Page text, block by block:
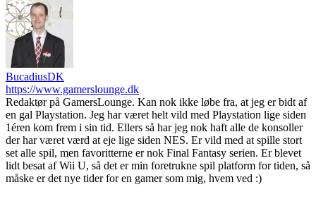
BucadiusDK
https://www.gamerslounge.dk
Redaktør på GamersLounge. Kan nok ikke løbe fra, at jeg er bidt af
en gal Playstation. Jeg har været helt vild med Playstation lige siden
1éren kom frem i sin tid. Ellers så har jeg nok haft alle de konsoller
der har været værd at eje lige siden NES. Er vild med at spille stort
set alle spil, men favoritterne er nok Final Fantasy serien. Er blevet
lidt besat af Wii U, så det er min foretrukne spil platform for tiden, så
måske er det nye tider for en gamer som mig, hvem ved :)